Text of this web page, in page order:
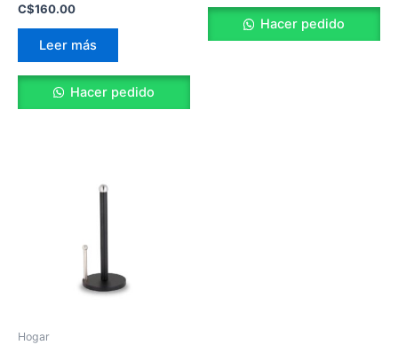
C$160.00
Leer más
Hacer pedido
Hacer pedido
Hogar